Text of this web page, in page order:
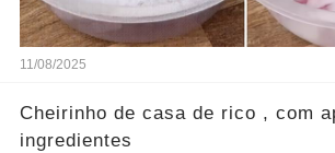
11/08/2025
Cheirinho de casa de rico , com
ingredientes